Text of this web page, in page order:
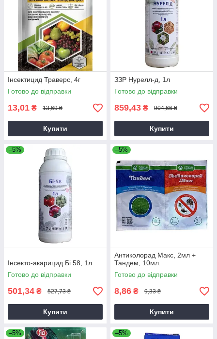
Інсектицид Траверс, 4г
Готово до відправки
13,01 ₴ 13,69 ₴
Купити
ЗЗР Нурелл-д, 1л
Готово до відправки
859,43 ₴ 904,66 ₴
Купити
–5%
Інсекто-акарицид Бі 58, 1л
Готово до відправки
501,34 ₴ 527,73 ₴
Купити
–5%
Антиколорад Макс, 2мл +
Тандем, 10мл.
Готово до відправки
8,86 ₴ 9,33 ₴
Купити
–5% –5%